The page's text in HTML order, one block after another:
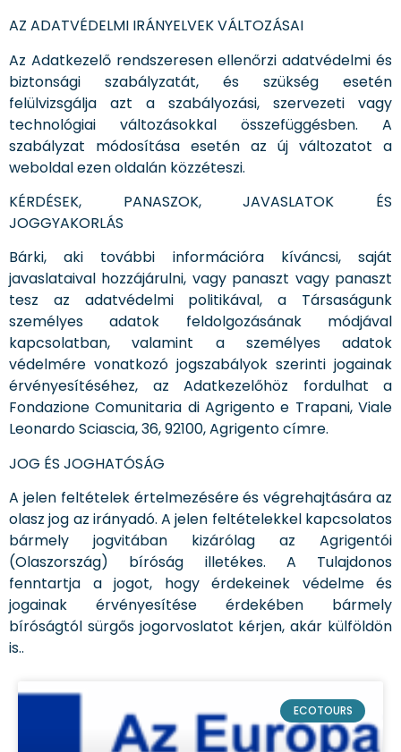
AZ ADATVÉDELMI IRÁNYELVEK VÁLTOZÁSAI
Az Adatkezelő rendszeresen ellenőrzi adatvédelmi és
biztonsági szabályzatát, és szükség esetén
felülvizsgálja azt a szabályozási, szervezeti vagy
technológiai változásokkal összefüggésben. A
szabályzat módosítása esetén az új változatot a
weboldal ezen oldalán közzéteszi.
KÉRDÉSEK, PANASZOK, JAVASLATOK ÉS
JOGGYAKORLÁS
Bárki, aki további információra kíváncsi, saját
javaslataival hozzájárulni, vagy panaszt vagy panaszt
tesz az adatvédelmi politikával, a Társaságunk
személyes adatok feldolgozásának módjával
kapcsolatban, valamint a személyes adatok
védelmére vonatkozó jogszabályok szerinti jogainak
érvényesítéséhez, az Adatkezelőhöz fordulhat a
Fondazione Comunitaria di Agrigento e Trapani, Viale
Leonardo Sciascia, 36, 92100, Agrigento címre.
JOG ÉS JOGHATÓSÁG
A jelen feltételek értelmezésére és végrehajtására az
olasz jog az irányadó. A jelen feltételekkel kapcsolatos
bármely jogvitában kizárólag az Agrigentói
(Olaszország) bíróság illetékes. A Tulajdonos
fenntartja a jogot, hogy érdekeinek védelme és
jogainak érvényesítése érdekében bármely
bíróságtól sürgős jogorvoslatot kérjen, akár külföldön
is..
ECOTOURS